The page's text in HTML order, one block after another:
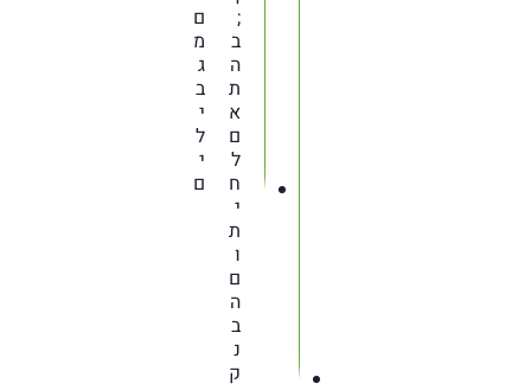
;
ב
ה
ת
א
ם
ל
ח
י
ת
ו
ם
ה
ב
נ
ק
ם
מ
ג
ב
י
ל
י
ם